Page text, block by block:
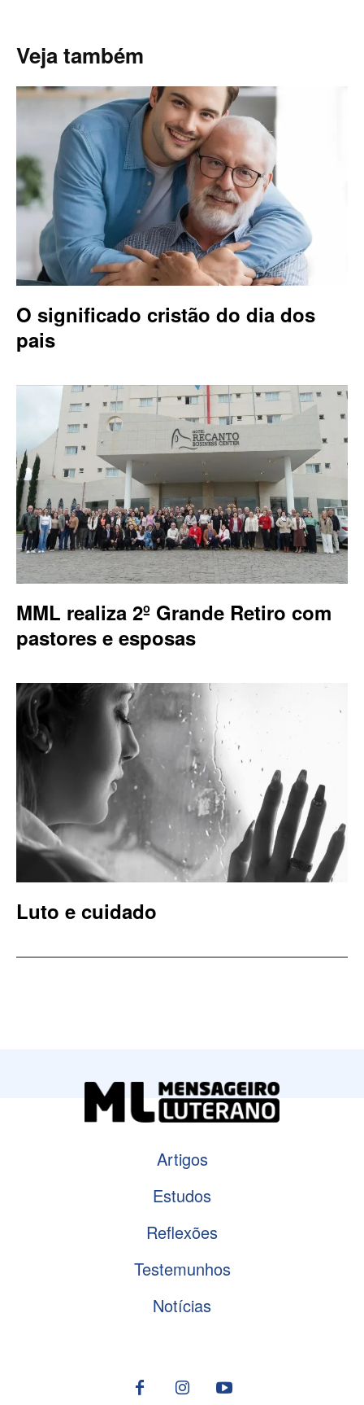
Veja também
O significado cristão do dia dos
pais
MML realiza 2º Grande Retiro com
pastores e esposas
Luto e cuidado
Artigos
Estudos
Reflexões
Testemunhos
Notícias